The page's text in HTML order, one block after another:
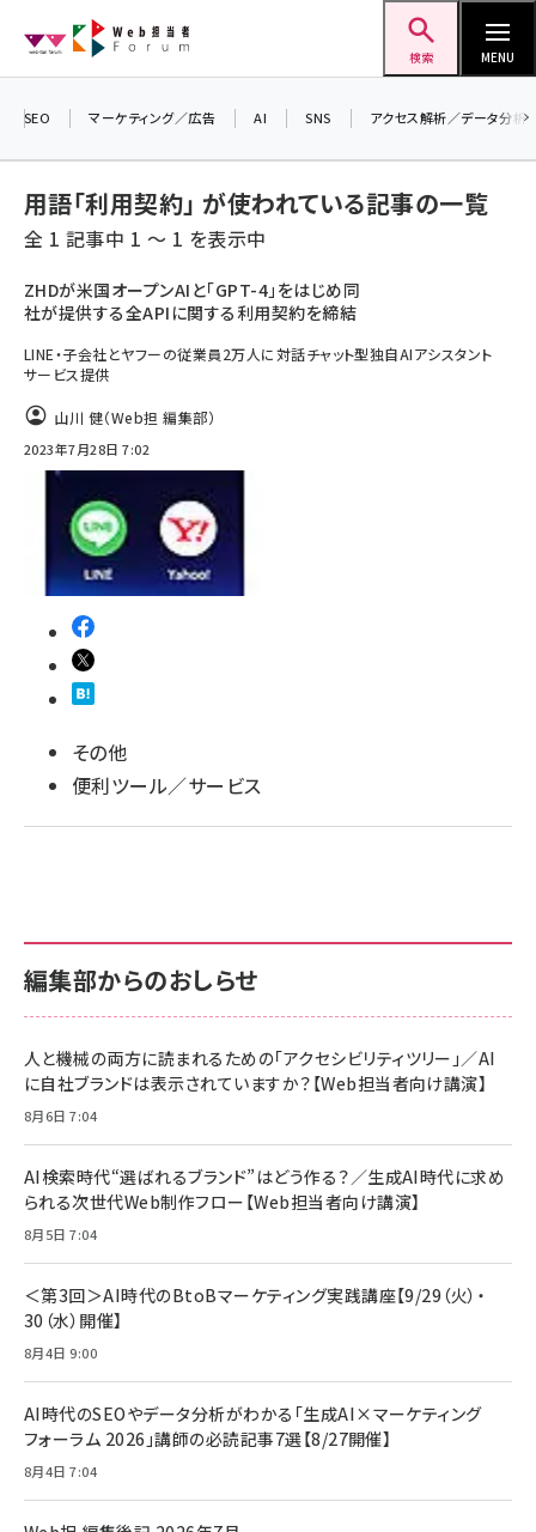
ン
検索 MENU
ai (2804)
youtube (2429)
セミナー (2303)
meo (1275)
llmo (1161)
SEO マーケティング／広告 AI SNS アクセス解析／データ分析
用語「利用契約」 が使われている記事の一覧
全 1 記事中 1 ～ 1 を表示中
ZHDが米国オープンAIと「GPT-4」をはじめ同
社が提供する全APIに関する利用契約を締結
LINE・子会社とヤフーの従業員2万人に対話チャット型独自AIアシスタント
サービス提供
山川 健（Web担 編集部）
2023年7月28日 7:02
その他
便利ツール／サービス
編集部からのおしらせ
人と機械の両方に読まれるための「アクセシビリティツリー」／AI
に自社ブランドは表示されていますか？【Web担当者向け講演】
8月6日 7:04
AI検索時代“選ばれるブランド”はどう作る？／生成AI時代に求め
られる次世代Web制作フロー【Web担当者向け講演】
8月5日 7:04
＜第3回＞AI時代のBtoBマーケティング実践講座【9/29（火）・
30（水）開催】
8月4日 9:00
AI時代のSEOやデータ分析がわかる「生成AI×マーケティング
フォーラム 2026」講師の必読記事7選【8/27開催】
8月4日 7:04